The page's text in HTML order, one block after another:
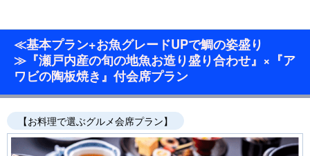
≪基本プラン+お魚グレードUPで鯛の姿盛り
≫『瀬戸内産の旬の地魚お造り盛り合わせ』×『ア
ワビの陶板焼き』付会席プラン
【お料理で選ぶグルメ会席プラン】